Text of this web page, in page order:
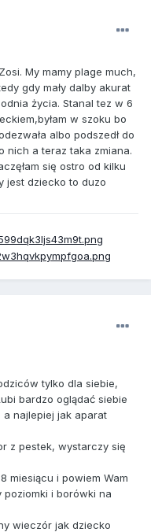
My mamy plage much,
gdy mały dalby akurat
życia. Stanal tez w 6
w szoku bo
albo podszedł do
nich a teraz taka zmiana.
się ostro od kilku
jest dziecko to duzo
tylko dla siebie,
bardzo oglądać siebie
najlepiej jak aparat
z pestek, wystarczy się
miesiącu i powiem Wam
poziomki i borówki na
wieczór jak dziecko